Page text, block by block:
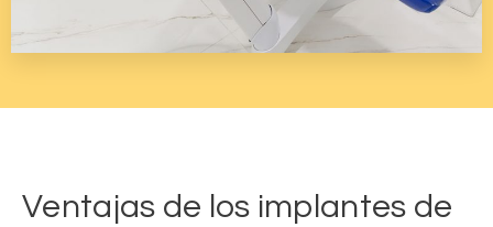
Ventajas de los implantes de